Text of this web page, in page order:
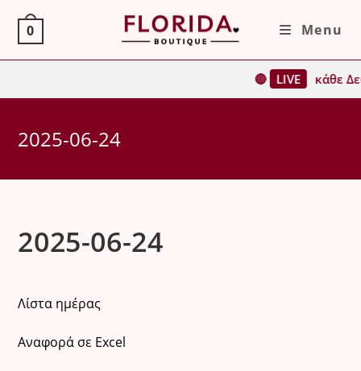
content
0 Menu
🔴 LIVE κάθε
2025-06-24
2025-06-24
Λίστα ημέρας
Αναφορά σε Excel